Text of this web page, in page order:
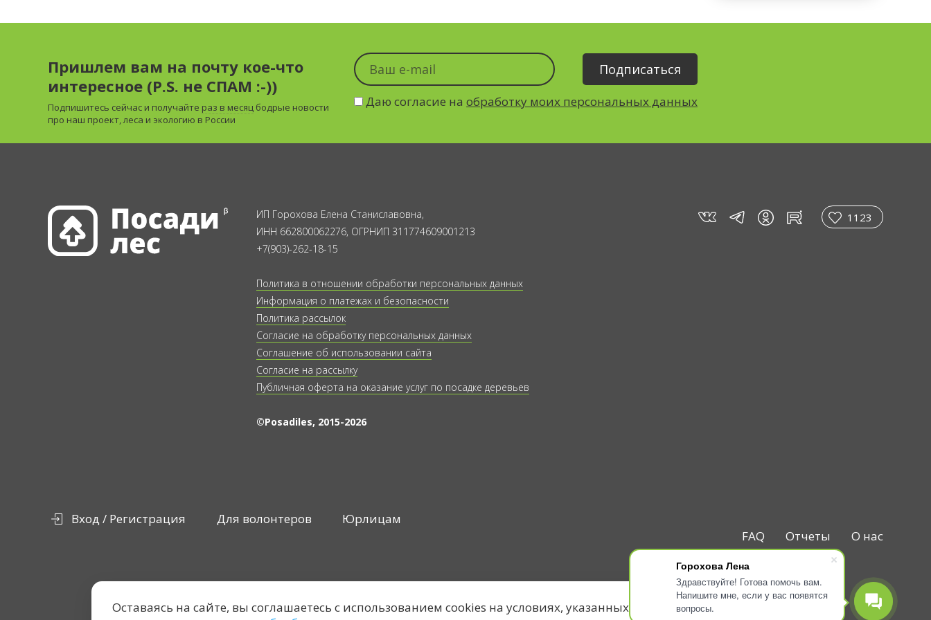
Горохова Лена
Здравствуйте! Готова помочь вам.
Напишите мне, если у вас появятся
вопросы.
Пришлем вам на почту кое-что
интересное (P.S. не СПАМ :-))
Подпишитесь сейчас и получайте раз в месяц бодрые новости
про наш проект, леса и экологию в России
Даю согласие наобработку моих персональных данных
ИП Горохова Елена Станиславовна,
ИНН 662800062276, ОГРНИП 311774609001213
+7(903)-262-18-15
Политика в отношении обработки персональных данных
Информация о платежах и безопасности
Политика рассылок
Согласие на обработку персональных данных
Соглашение об использовании сайта
Согласие на рассылку
Публичная оферта на оказание услуг по посадке деревьев
©Posadiles, 2015-2026
vk tg in rt 1123
Вход / Регистрация Для волонтеров
Юрлицам
О нас
Отчеты
FAQ
Оставаясь на сайте, вы соглашаетесь с использованием cookies на условиях, указанных